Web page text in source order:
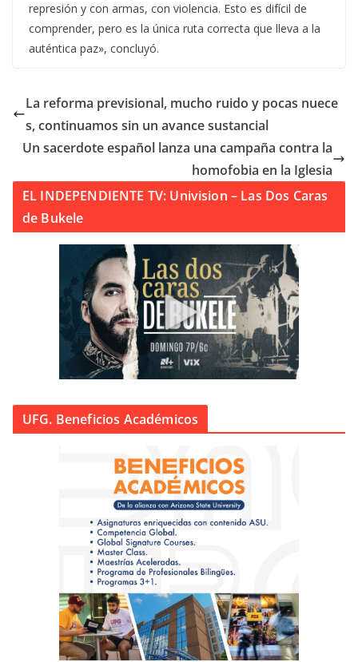
represión y con armas, con violencia. Esto es difícil de
comprender, pero es la única ruta correcta que lleva a la
auténtica paz», concluyó.
La reforma previsional, mucho ruido y pocas nuece
s, continuamos sin un avance sustancial
Un sacerdote español lanza una campaña contra la
homofobia en la Iglesia
EL INDEPENDIENTE TV: Univision – Las Dos Caras
de Bukele
UFG. Beneficios Académicos